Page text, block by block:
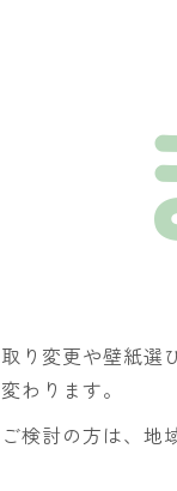
り変更や壁紙
わります。
検討の方は、